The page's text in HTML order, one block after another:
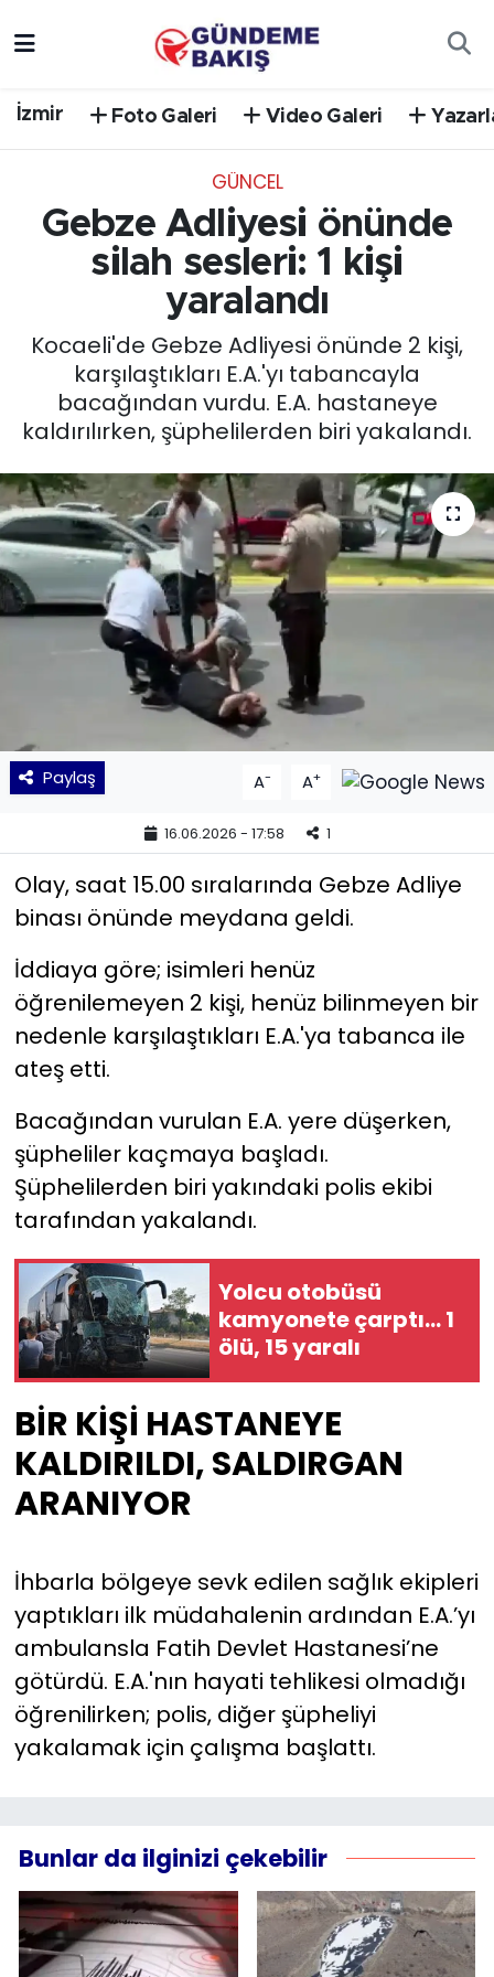
İzmir Foto Galeri Video Galeri
GÜNCEL
Gebze Adliyesi önünde
silah sesleri: 1 kişi
yaralandı
Kocaeli'de Gebze Adliyesi önünde 2 kişi,
karşılaştıkları E.A.'yı tabancayla
bacağından vurdu. E.A. hastaneye
kaldırılırken, şüphelilerden biri yakalandı.
Paylaş A- A+
16.06.2026 - 17:58 1
Olay, saat 15.00 sıralarında Gebze Adliye
binası önünde meydana geldi.
İddiaya göre; isimleri henüz
öğrenilemeyen 2 kişi, henüz bilinmeyen bir
nedenle karşılaştıkları E.A.'ya tabanca ile
ateş etti.
Bacağından vurulan E.A. yere düşerken,
şüpheliler kaçmaya başladı.
Şüphelilerden biri yakındaki polis ekibi
tarafından yakalandı.
Yolcu otobüsü
kamyonete çarptı... 1
ölü, 15 yaralı
BİR KİŞİ HASTANEYE
KALDIRILDI, SALDIRGAN
ARANIYOR
İhbarla bölgeye sevk edilen sağlık ekipleri
yaptıkları ilk müdahalenin ardından E.A.’yı
ambulansla Fatih Devlet Hastanesi’ne
götürdü. E.A.'nın hayati tehlikesi olmadığı
öğrenilirken; polis, diğer şüpheliyi
yakalamak için çalışma başlattı.
Bunlar da ilginizi çekebilir
EGE
EKONOMİ
English News
GÜNCEL
KÜLTÜR SANAT
MAGAZİN
POLİTİKA
SAĞLIK
Siyaset
TEKNOLOJİ
Yaşam
YEREL POLİTİKA
YEREL YÖNETİMLER
Süper Lig Puan Durumu ve Fikstür
Tüm Manşetler
Son Dakika Haberleri
Haber Arşivi